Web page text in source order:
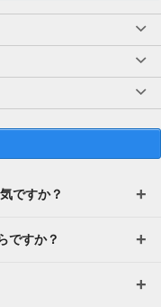
ですか？
ですか？